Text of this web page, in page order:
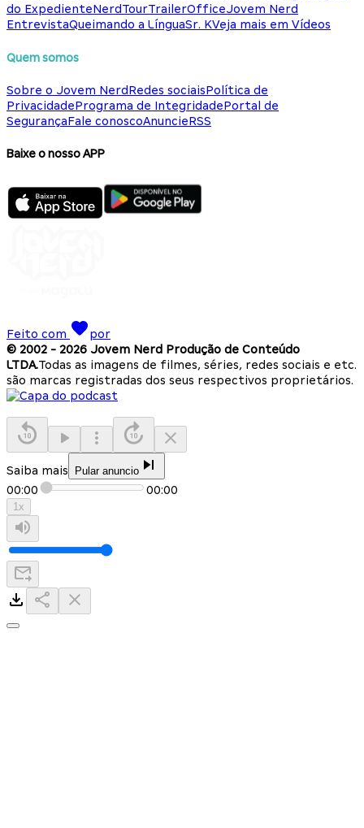
do ExpedienteNerdTourTrailerOfficeJovem Nerd
EntrevistaQueimando a LínguaSr. KVeja mais em Vídeos
Quem somos
Sobre o Jovem NerdRedes sociaisPolítica de
PrivacidadePrograma de IntegridadePortal de
SegurançaFale conoscoAnuncieRSS
Baixe o nosso APP
Feito com
por
© 2002 - 2026 Jovem Nerd Produção de Conteúdo
LTDA.Todas as imagens de filmes, séries, redes sociais e etc.
são marcas registradas dos seus respectivos proprietários.
Saiba mais Pular anuncio
00:00 00:00
1x